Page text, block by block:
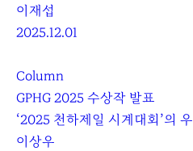
이재섭
2025.12.01
Column
GPHG 2025 수상작 발표
‘2025 천하제일 시계대회’의
이상우